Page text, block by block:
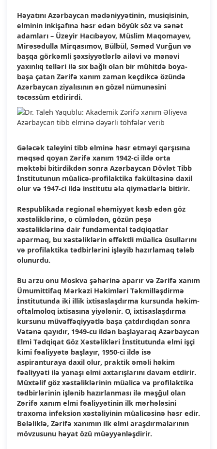
Həyatını Azərbaycan mədəniyyətinin, musiqisinin,
elminin inkişafına həsr edən böyük söz və sənət
adamları – Üzeyir Hacıbəyov, Müslim Maqomayev,
Mirəsədulla Mirqasımov, Bülbül, Səməd Vurğun və
başqa görkəmli şəxsiyyətlərlə ailəvi və mənəvi
yaxınlıq telləri ilə sıx bağlı olan bir mühitdə boya-
başa çatan Zərifə xanım zaman keçdikcə özündə
Azərbaycan ziyalısının ən gözəl nümunəsini
təcəssüm etdirirdi.
Gələcək taleyini tibb elminə həsr etməyi qarşısına
məqsəd qoyan Zərifə xanım 1942-ci ildə orta
məktəbi bitirdikdən sonra Azərbaycan Dövlət Tibb
İnstitutunun müalicə-profilaktika fakültəsinə daxil
olur və 1947-ci ildə institutu əla qiymətlərlə bitirir.
Respublikada regional əhəmiyyət kəsb edən göz
xəstəliklərinə, o cümlədən, gözün peşə
xəstəliklərinə dair fundamental tədqiqatlar
aparmaq, bu xəstəliklərin effektli müalicə üsullarını
və profilaktika tədbirlərini işləyib hazırlamaq tələb
olunurdu.
Bu arzu onu Moskva şəhərinə aparır və Zərifə xanım
Ümumittifaq Mərkəzi Həkimləri Təkmilləşdirmə
İnstitutunda iki illik ixtisaslaşdırma kursunda həkim-
oftalmoloq ixtisasına yiyələnir. O, ixtisaslaşdırma
kursunu müvəffəqiyyətlə başa çatdırdıqdan sonra
Vətənə qayıdır, 1949-cu ildən başlayaraq Azərbaycan
Elmi Tədqiqat Göz Xəstəlikləri İnstitutunda elmi işçi
kimi fəaliyyətə başlayır, 1950-ci ildə isə
aspiranturaya daxil olur, praktik əməli həkim
fəaliyyəti ilə yanaşı elmi axtarışlarını davam etdirir.
Müxtəlif göz xəstəliklərinin müalicə və profilaktika
tədbirlərinin işlənib hazırlanması ilə məşğul olan
Zərifə xanım elmi fəaliyyətinin ilk mərhələsini
traxoma infeksion xəstəliyinin müalicəsinə həsr edir.
Beləliklə, Zərifə xanımın ilk elmi araşdırmalarının
mövzusunu həyat özü müəyyənləşdirir.